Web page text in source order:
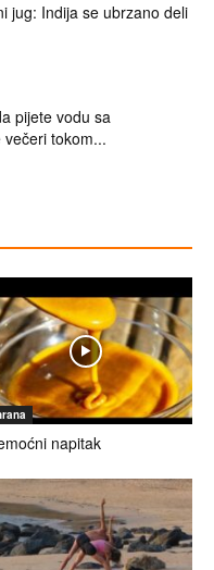
jug: Indija se ubrzano deli
pijete vodu sa
tokom...
napitak